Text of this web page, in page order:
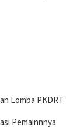
Lomba PKDRT
Pemainnnya